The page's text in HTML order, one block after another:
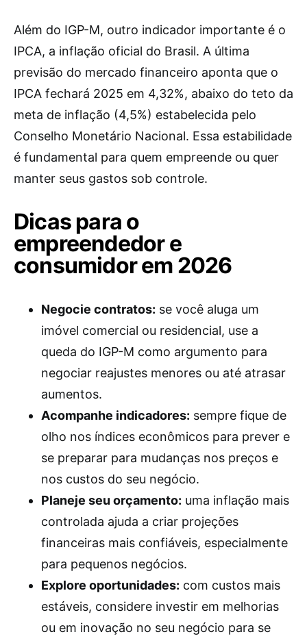
Além do IGP-M, outro indicador importante é o
IPCA, a inflação oficial do Brasil. A última
previsão do mercado financeiro aponta que o
IPCA fechará 2025 em 4,32%, abaixo do teto da
meta de inflação (4,5%) estabelecida pelo
Conselho Monetário Nacional. Essa estabilidade
é fundamental para quem empreende ou quer
manter seus gastos sob controle.
Dicas para o
empreendedor e
consumidor em 2026
Negocie contratos: se você aluga um
imóvel comercial ou residencial, use a
queda do IGP-M como argumento para
negociar reajustes menores ou até atrasar
aumentos.
Acompanhe indicadores: sempre fique de
olho nos índices econômicos para prever e
se preparar para mudanças nos preços e
nos custos do seu negócio.
Planeje seu orçamento: uma inflação mais
controlada ajuda a criar projeções
financeiras mais confiáveis, especialmente
para pequenos negócios.
Explore oportunidades: com custos mais
estáveis, considere investir em melhorias
ou em inovação no seu negócio para se